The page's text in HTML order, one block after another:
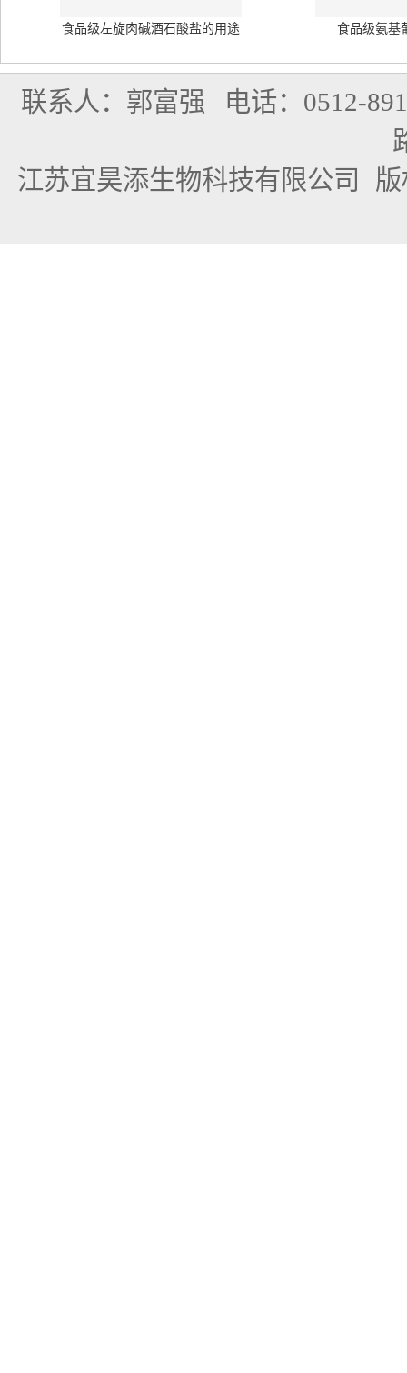
食品级左旋肉碱酒石酸盐的用途 食品级氨基
联系人：郭富强 电话：0512-
江苏宜昊添生物科技有限公司